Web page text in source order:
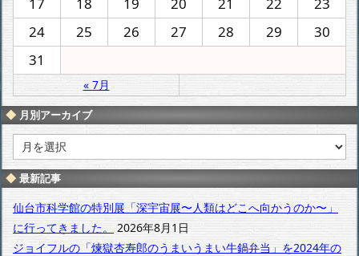
24
25 26 27 28 29
30
31
« 7月
月別アーカイブ
別
ア
ー
カ
イ
ブ
最新記事
仙台市科学館の特別展「深宇宙展〜人類はどこへ向かうのか〜」
に行ってきました。
2026年8月1日
ジョイフルの「煉獄杏寿郎のうまいうまい牛鍋弁当」を2024年の